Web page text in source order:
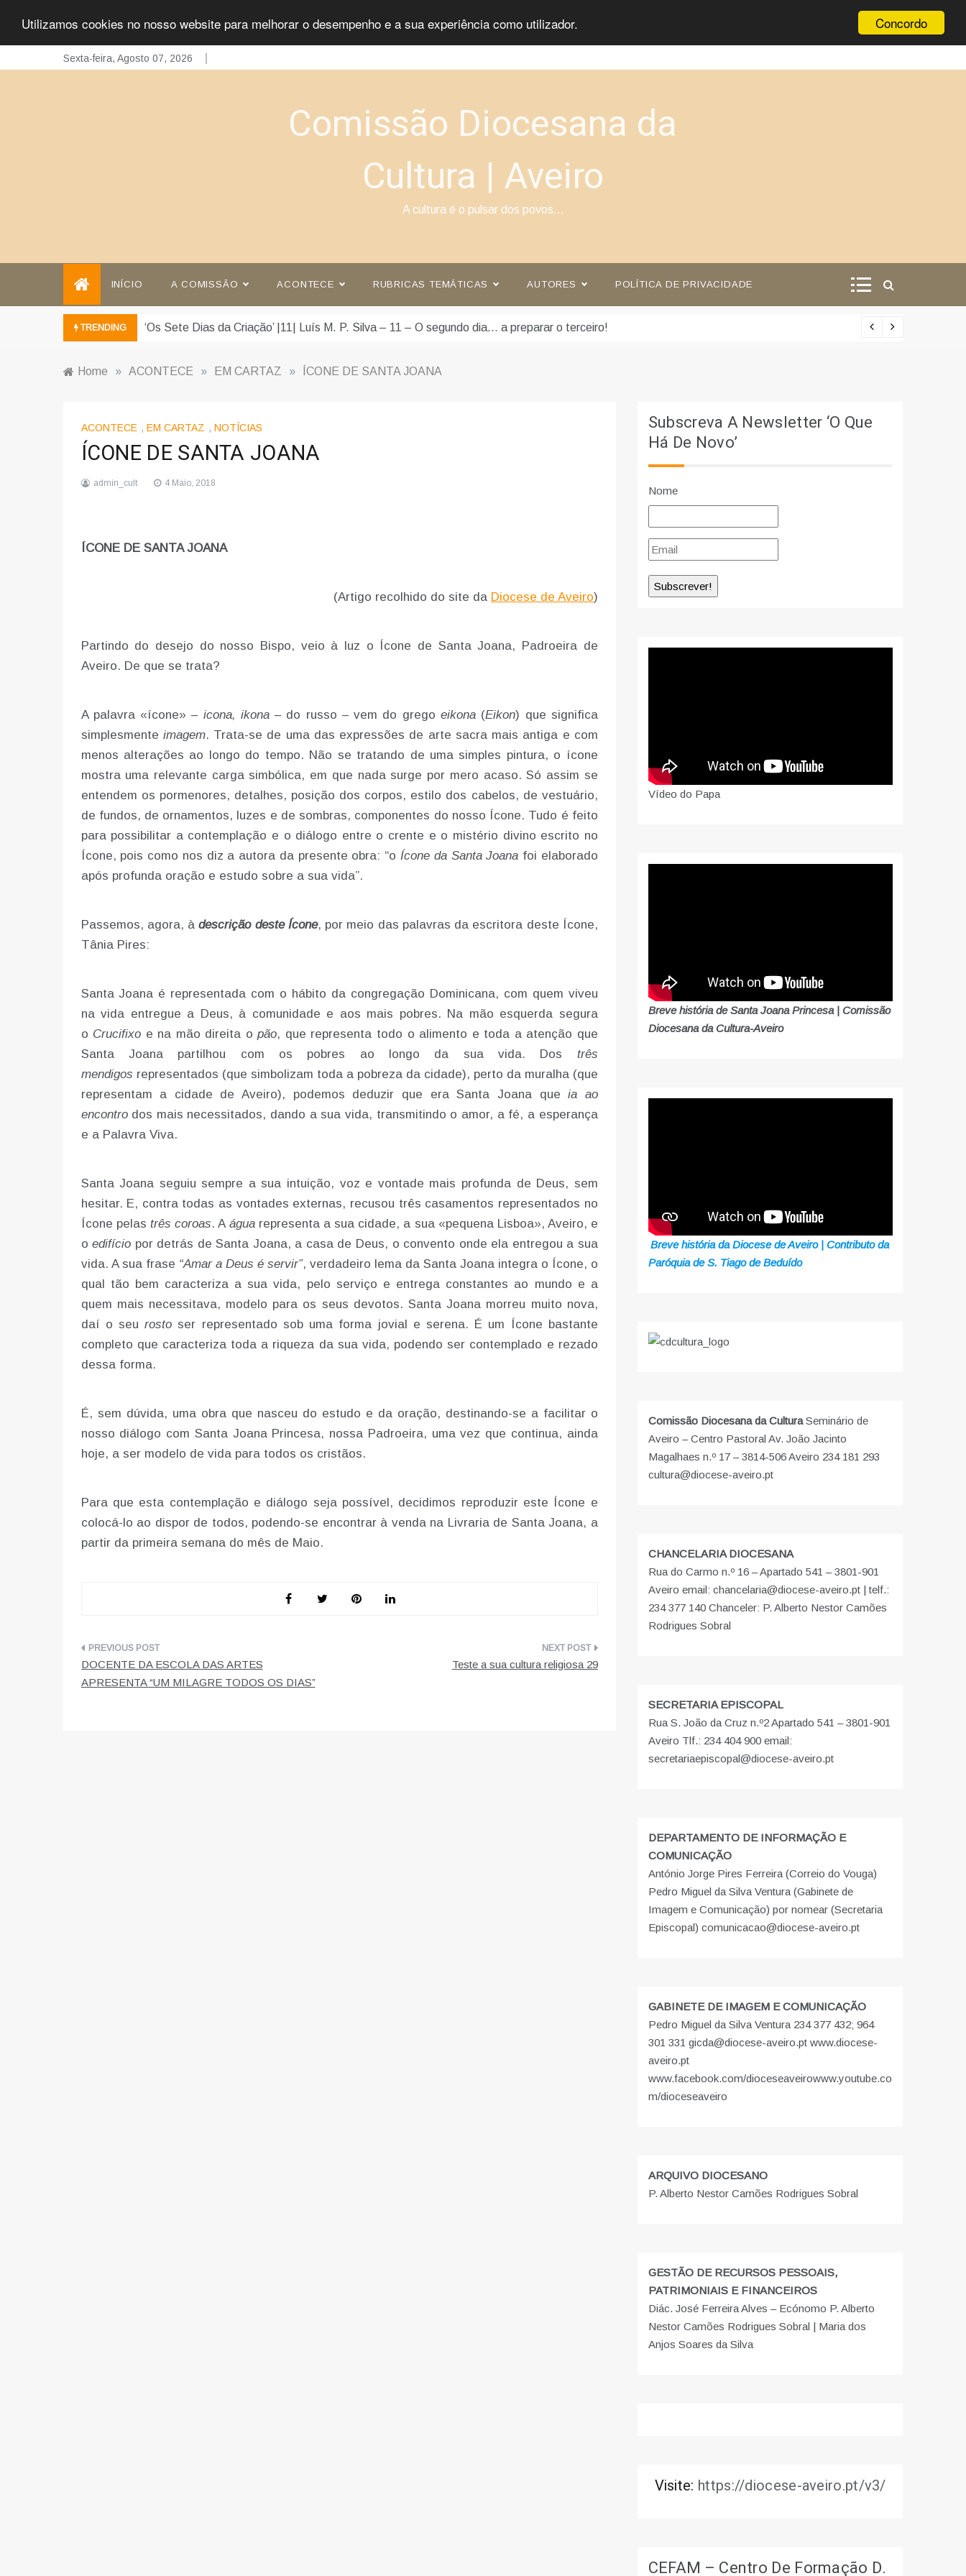
Concordo
Utilizamos cookies no nosso website para melhorar o desempenho e a sua experiência como utilizador.
to
Sexta-feira, Agosto 07, 2026
Comissão Diocesana da
Cultura | Aveiro
A cultura é o pulsar dos povos…
INÍCIO A COMISSÃO ACONTECE RUBRICAS TEMÁTICAS AUTORES POLÍTICA DE PRIVACIDADE
TRENDING ‘Os Sete Dias da Criação’ |11| Luís M. P. Silva – 11 – O segundo dia… a preparar o terceiro!
Home » ACONTECE » EM CARTAZ » ÍCONE DE SANTA JOANA
ACONTECE , EM CARTAZ , NOTÍCIAS
ÍCONE DE SANTA JOANA
admin_cult 4 Maio, 2018
ÍCONE DE SANTA JOANA
(Artigo recolhido do site da Diocese de Aveiro)
Partindo do desejo do nosso Bispo, veio à luz o Ícone de Santa Joana, Padroeira de
Aveiro. De que se trata?
A palavra «ícone» – icona, ikona– do russo – vem do gregoeikona (Eikon) que significa
simplesmente imagem. Trata-se de uma das expressões de arte sacra mais antiga e com
menos alterações ao longo do tempo. Não se tratando de uma simples pintura, o ícone
mostra uma relevante carga simbólica, em que nada surge por mero acaso. Só assim se
entendem os pormenores, detalhes, posição dos corpos, estilo dos cabelos, de vestuário,
de fundos, de ornamentos, luzes e de sombras, componentes do nosso Ícone. Tudo é feito
para possibilitar a contemplação e o diálogo entre o crente e o mistério divino escrito no
Ícone, pois como nos diz a autora da presente obra: “o Ícone da Santa Joana foi elaborado
após profunda oração e estudo sobre a sua vida”.
Passemos, agora, àdescrição deste Ícone, por meio das palavras da escritora deste Ícone,
Tânia Pires:
Santa Joana é representada com o hábito da congregação Dominicana, com quem viveu
na vida entregue a Deus, à comunidade e aos mais pobres. Na mão esquerda segura
o Crucifixo e na mão direita opão, que representa todo o alimento e toda a atenção que
Santa Joana partilhou com os pobres ao longo da sua vida. Dos três
mendigos representados (que simbolizam toda a pobreza da cidade), perto da muralha (que
representam a cidade de Aveiro), podemos deduzir que era Santa Joana queia ao
encontrodos mais necessitados, dando a sua vida, transmitindo o amor, a fé, a esperança
e a Palavra Viva.
Santa Joana seguiu sempre a sua intuição, voz e vontade mais profunda de Deus, sem
hesitar. E, contra todas as vontades externas, recusou três casamentos representados no
Ícone pelas três coroas. A água representa a sua cidade, a sua «pequena Lisboa», Aveiro, e
oedifício por detrás de Santa Joana, a casa de Deus, o convento onde ela entregou a sua
vida. A sua frase “Amar a Deus é servir”, verdadeiro lema da Santa Joana integra o Ícone, o
qual tão bem caracteriza a sua vida, pelo serviço e entrega constantes ao mundo e a
quem mais necessitava, modelo para os seus devotos. Santa Joana morreu muito nova,
daí o seurosto ser representado sob uma forma jovial e serena. É um Ícone bastante
completo que caracteriza toda a riqueza da sua vida, podendo ser contemplado e rezado
dessa forma.
É, sem dúvida, uma obra que nasceu do estudo e da oração, destinando-se a facilitar o
nosso diálogo com Santa Joana Princesa, nossa Padroeira, uma vez que continua, ainda
hoje, a ser modelo de vida para todos os cristãos.
Para que esta contemplação e diálogo seja possível, decidimos reproduzir este Ícone e
colocá-lo ao dispor de todos, podendo-se encontrar à venda na Livraria de Santa Joana, a
partir da primeira semana do mês de Maio.
Navegação
de
DOCENTE DA ESCOLA DAS ARTES
APRESENTA “UM MILAGRE TODOS OS DIAS”
Teste a sua cultura religiosa 29
Subscreva A Newsletter ‘O Que
Há De Novo’
Nome
Vídeo do Papa
Breve história de Santa Joana Princesa | Comissão
Diocesana da Cultura-Aveiro
Breve história da Diocese de Aveiro | Contributo da
Paróquia de S. Tiago de Beduído
Comissão Diocesana da CulturaSeminário de
Aveiro – Centro Pastoral Av. João Jacinto
Magalhaes n.º 17 – 3814-506 Aveiro 234 181 293
cultura@diocese-aveiro.pt
CHANCELARIA DIOCESANA
Rua do Carmo n.º 16 – Apartado 541 – 3801-901
Aveiro email: chancelaria@diocese-aveiro.pt | telf.:
234 377 140 Chanceler: P. Alberto Nestor Camões
Rodrigues Sobral
SECRETARIA EPISCOPAL
Rua S. João da Cruz n.º2 Apartado 541 – 3801-901
Aveiro Tlf.: 234 404 900 email:
secretariaepiscopal@diocese-aveiro.pt
DEPARTAMENTO DE INFORMAÇÃO E
COMUNICAÇÃO
António Jorge Pires Ferreira (Correio do Vouga)
Pedro Miguel da Silva Ventura (Gabinete de
Imagem e Comunicação) por nomear (Secretaria
Episcopal) comunicacao@diocese-aveiro.pt
GABINETE DE IMAGEM E COMUNICAÇÃO
Pedro Miguel da Silva Ventura 234 377 432; 964
301 331 gicda@diocese-aveiro.pt www.diocese-
aveiro.pt
www.facebook.com/dioceseaveirowww.youtube.co
m/dioceseaveiro
ARQUIVO DIOCESANO
P. Alberto Nestor Camões Rodrigues Sobral
GESTÃO DE RECURSOS PESSOAIS,
PATRIMONIAIS E FINANCEIROS
Diác. José Ferreira Alves – Ecónomo P. Alberto
Nestor Camões Rodrigues Sobral | Maria dos
Anjos Soares da Silva
Visite: https://diocese-aveiro.pt/v3/
CEFAM – Centro De Formação D.